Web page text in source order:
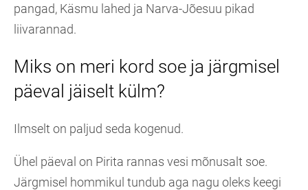
pangad, Käsmu lahed ja Narva-Jõesuu pikad
liivarannad.
Miks on meri kord soe ja järgmisel
päeval jäiselt külm?
Ilmselt on paljud seda kogenud.
Ühel päeval on Pirita rannas vesi mõnusalt soe.
Järgmisel hommikul tundub aga nagu oleks keegi